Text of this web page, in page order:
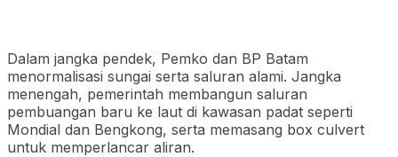
Dalam jangka pendek, Pemko dan BP Batam
menormalisasi sungai serta saluran alami. Jangka
menengah, pemerintah membangun saluran
pembuangan baru ke laut di kawasan padat seperti
Mondial dan Bengkong, serta memasang box culvert
untuk memperlancar aliran.